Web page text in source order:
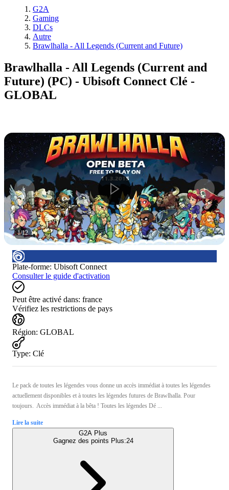
G2A
Gaming
DLCs
Autre
Brawlhalla - All Legends (Current and Future)
Brawlhalla - All Legends (Current and
Future) (PC) - Ubisoft Connect Clé -
GLOBAL
1/12
Plate-forme: Ubisoft Connect
Consulter le guide d'activation
Peut être activé dans: france
Vérifiez les restrictions de pays
Région: GLOBAL
Type: Clé
Le pack de toutes les légendes vous donne un accès immédiat à toutes les légendes
actuellement disponibles et à toutes les légendes futures de Brawlhalla. Pour
toujours. Accès immédiat à la bêta ! Toutes les légendes Dé ...
Lire la suite
G2A Plus
Gagnez des points Plus:24